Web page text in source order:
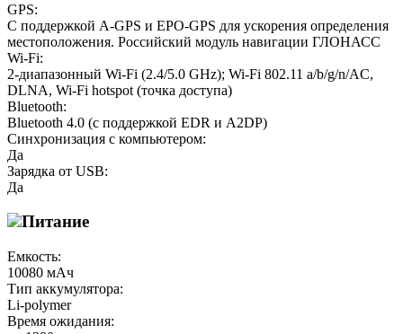
GPS:
С поддержкой A-GPS и EPO-GPS для ускорения определения
местоположения. Российский модуль навигации ГЛОНАСС
Wi-Fi:
2-диапазонный Wi-Fi (2.4/5.0 GHz); Wi-Fi 802.11 a/b/g/n/AC,
DLNA, Wi-Fi hotspot (точка доступа)
Bluetooth:
Bluetooth 4.0 (с поддержкой EDR и A2DP)
Синхронизация с компьютером:
Да
Зарядка от USB:
Да
Питание
Емкость:
10080 мАч
Тип аккумулятора:
Li-polymer
Время ожидания: